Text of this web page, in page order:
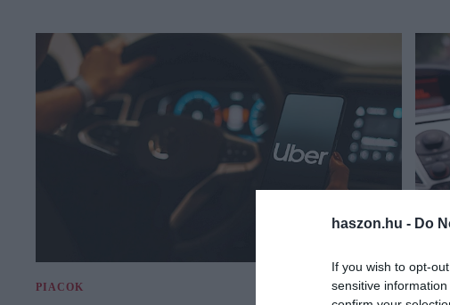
haszon.hu - Do
If you wish to opt-
sensitive
PIACOK